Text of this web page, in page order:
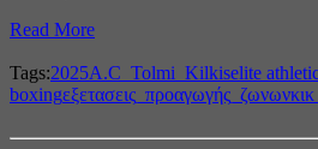
Read More
Tags:2025A.C_Tolmi_Kilkiselite
boxingεξετασεις_προαγωγής_ζωνων